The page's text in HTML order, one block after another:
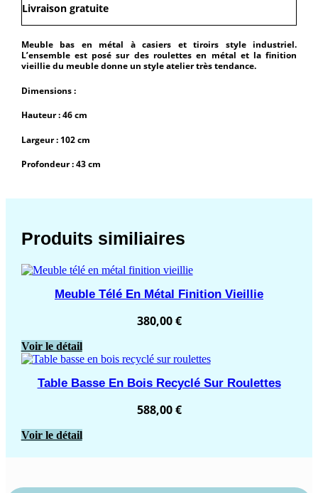
Livraison gratuite
Meuble bas en métal à casiers et tiroirs style industriel.
L’ensemble est posé sur des roulettes en métal et la finition
vieillie du meuble donne un style atelier très tendance.
Dimensions :
Hauteur : 46 cm
Largeur : 102 cm
Profondeur : 43 cm
Produits similiaires
Meuble Télé En Métal Finition Vieillie
380,00€
Voir le détail
Table Basse En Bois Recyclé Sur Roulettes
588,00€
Voir le détail